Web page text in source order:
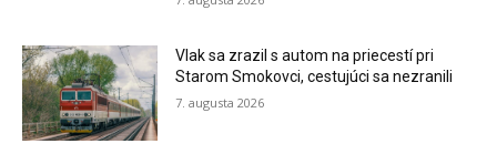
Vlak sa zrazil s autom na priecestí pri
Starom Smokovci, cestujúci sa nezranili
7. augusta 2026